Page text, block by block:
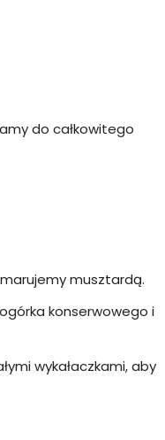
do całkowitego
musztardą.
konserwowego i
wykałaczkami, aby